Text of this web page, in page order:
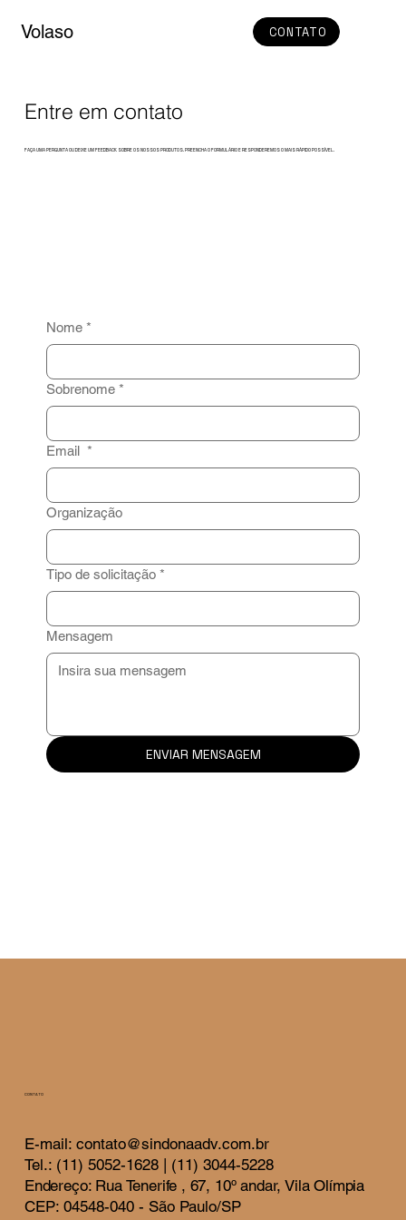
Volaso CONTATO
Entre em contato
FAÇA UMA PERGUNTA OU DEIXE UM FEEDBACK SOBRE OS NOSSOS PRODUTOS. PREENCHA O FORMULÁRIO E RESPONDEREMOS O MAIS RÁPIDO POSSÍVEL.
Nome *
Sobrenome *
Email *
Organização
Tipo de solicitação *
Mensagem
ENVIAR MENSAGEM
CONTATO
E-mail: contato@sindonaadv.com.br
Tel.: (11) 5052-1628 | (11) 3044-5228
Endereço: Rua Tenerife , 67, 10º andar, Vila Olímpia
CEP: 04548-040 - São Paulo/SP